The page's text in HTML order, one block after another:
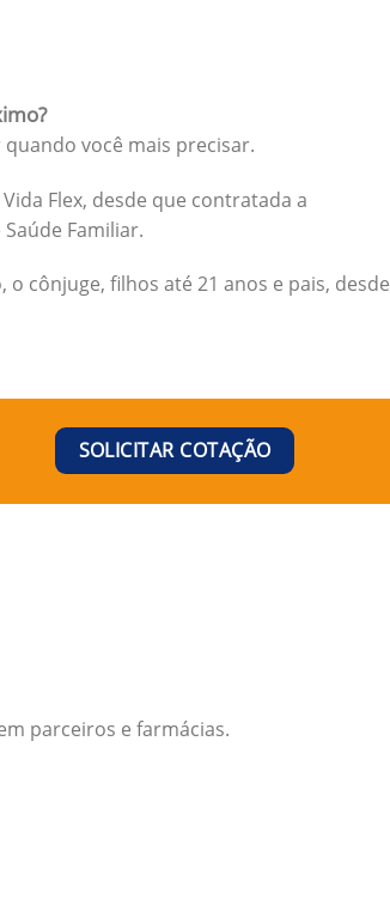
você mais precisar.
Flex, desde que contratada a
Familiar.
cônjuge, filhos até 21 anos e pais, desde
SOLICITAR COTAÇÃO
parceiros e farmácias.